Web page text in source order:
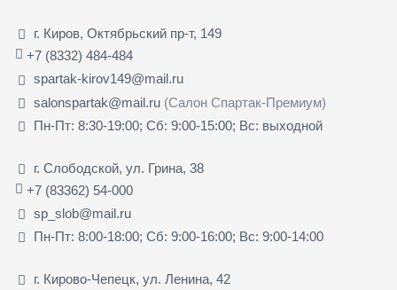
г. Киров, Октябрьский пр-т, 149
+7 (8332) 484-484
spartak-kirov149@mail.ru
salonspartak@mail.ru (Салон Спартак-Премиум)
Пн-Пт: 8:30-19:00; Сб: 9:00-15:00; Вс: выходной
г. Слободской, ул. Грина, 38
+7 (83362) 54-000
sp_slob@mail.ru
Пн-Пт: 8:00-18:00; Сб: 9:00-16:00; Вс: 9:00-14:00
г. Кирово-Чепецк, ул. Ленина, 42